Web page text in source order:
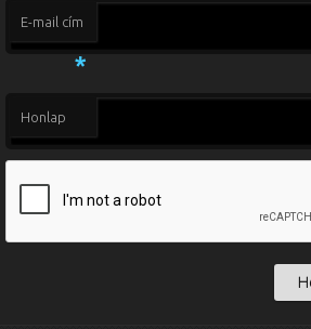
E-mail cím
*
Honlap